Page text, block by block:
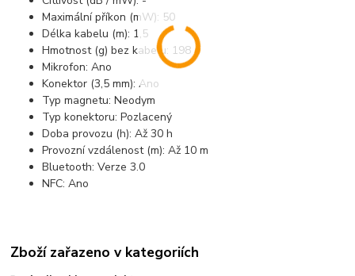
Maximální příkon (mW): 50
Délka kabelu (m): 1,5
Hmotnost (g) bez kabelu: 198
Mikrofon: Ano
Konektor (3,5 mm): Ano
Typ magnetu: Neodym
Typ konektoru: Pozlacený
Doba provozu (h): Až 30 h
Provozní vzdálenost (m): Až 10 m
Bluetooth: Verze 3.0
NFC: Ano
Zboží zařazeno v kategoriích